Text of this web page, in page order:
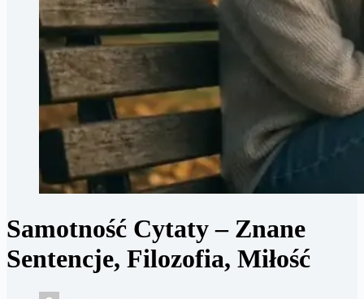
Samotność Cytaty – Znane
Sentencje, Filozofia, Miłość